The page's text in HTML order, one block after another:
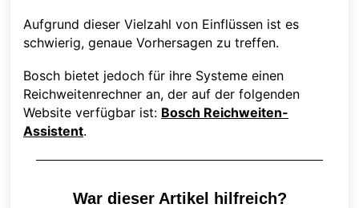
Aufgrund dieser Vielzahl von Einflüssen ist es
schwierig, genaue Vorhersagen zu treffen.
Bosch bietet jedoch für ihre Systeme einen
Reichweitenrechner an, der auf der folgenden
Website verfügbar ist: Bosch Reichweiten-
Assistent.
War dieser Artikel hilfreich?